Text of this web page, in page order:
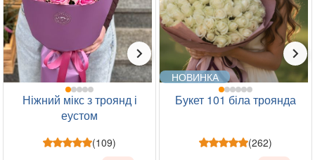
Ніжний мікс з троянд і
еустом
(109)
НОВИНКА
Букет 101 біла троянда
(262)